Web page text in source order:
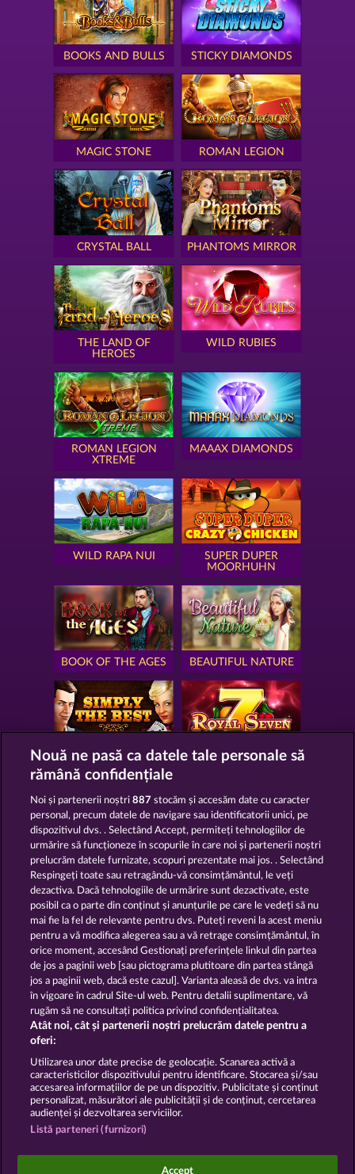
BOOKS AND BULLS STICKY DIAMONDS
MAGIC STONE ROMAN LEGION
CRYSTAL BALL PHANTOMS MIRROR
THE LAND OF
HEROES
WILD RUBIES
ROMAN LEGION
XTREME
MAAAX DIAMONDS
WILD RAPA NUI
SUPER DUPER
MOORHUHN
BOOK OF THE AGES BEAUTIFUL NATURE
SIMPLY THE BEST ROYAL SEVEN
GOLDEN EI OF
MOORHUHN
FOREVER
DIAMONDS
Afișează toate jocurile
Termeni și condiții
Declarație de confidențialitate
Asistență tehnică Firmă
Trimite Cererea de Retragere
Jocurile din cazinoul de socializare au ca unic scop
Nouă ne pasă ca datele tale personale să
rămână confidențiale
Noi și partenerii noștri887 stocăm și accesăm date cu caracter
personal, precum datele de navigare sau identificatorii unici, pe
dispozitivul dvs. . Selectând Accept, permiteți tehnologiilor de
urmărire să funcționeze în scopurile în care noi și partenerii noștri
prelucrăm datele furnizate, scopuri prezentate mai jos. . Selectând
Respingeți toate sau retragându-vă consimțământul, le veți
dezactiva. Dacă tehnologiile de urmărire sunt dezactivate, este
posibil ca o parte din conținut și anunțurile pe care le vedeți să nu
mai fie la fel de relevante pentru dvs. Puteți reveni la acest meniu
pentru a vă modifica alegerea sau a vă retrage consimțământul, în
orice moment, accesând Gestionați preferințele linkul din partea
de jos a paginii web [sau pictograma plutitoare din partea stângă
jos a paginii web, dacă este cazul]. Varianta aleasă de dvs. va intra
în vigoare în cadrul Site-ul web. Pentru detalii suplimentare, vă
rugăm să ne consultați politica privind confidențialitatea.
Atât noi, cât și partenerii noștri prelucrăm datele pentru a
oferi:
Utilizarea unor date precise de geolocație. Scanarea activă a
caracteristicilor dispozitivului pentru identificare. Stocarea și/sau
accesarea informațiilor de pe un dispozitiv. Publicitate și conținut
personalizat, măsurători ale publicității și de conținut, cercetarea
audienței și dezvoltarea serviciilor.
Listă parteneri (furnizori)
Accept